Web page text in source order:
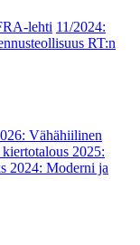
lehti 11/2024:
RT:n
Vähähiilinen
2025:
2024: Moderni ja